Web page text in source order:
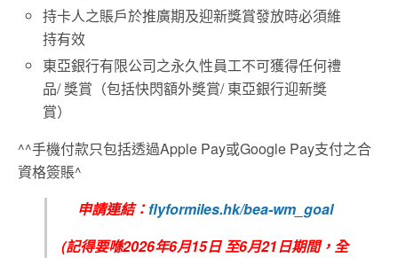
持卡人之賬戶於推廣期及迎新獎賞發放時必須維
持有效
東亞銀行有限公司之永久性員工不可獲得任何禮
品/獎賞（包括快閃額外獎賞/東亞銀行迎新獎
賞）
^^手機付款只包括透過Apple Pay或Google Pay支付之合
資格簽賬^
申請連結：flyformiles.hk/bea-wm_goal
(記得要喺2026年6月15日至6月21日期間，全